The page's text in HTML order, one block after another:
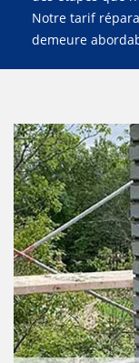
Notre tarif
demeure